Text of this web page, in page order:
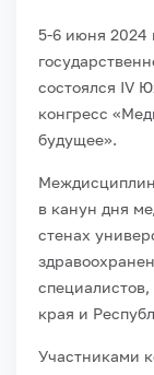
5-6 июня 2024
состоялся IV
конгресс
будущее».
в канун дня
стенах
края и
Участниками